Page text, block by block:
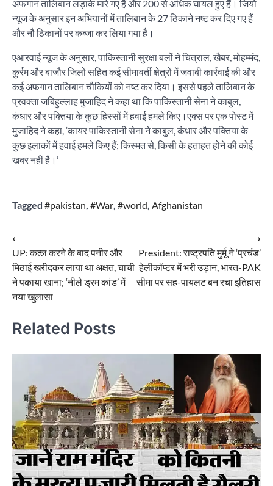
अफगान तालिबान लड़ाके मारे गए हैं और 200 से अधिक घायल हुए हैं। जियो
न्यूज के अनुसार इन अभियानों में तालिबान के 27 ठिकाने नष्ट कर दिए गए हैं
और नौ ठिकानों पर कब्जा कर लिया गया है।
एआरवाई न्यूज के अनुसार, पाकिस्तानी सुरक्षा बलों ने चित्राल, खैबर, मोहम्मंद,
कुर्रम और बाजौर जिलों सहित कई सीमावर्ती क्षेत्रों में जवाबी कार्रवाई की और
कई अफगान तालिबान चौकियों को नष्ट कर दिया। इससे पहले तालिबान के
प्रवक्ता जबिहुल्लाह मुजाहिद ने कहा था कि पाकिस्तानी सेना ने काबुल,
कंधार और पक्तिया के कुछ हिस्सों में हवाई हमले किए।एक्स पर एक पोस्ट में
मुजाहिद ने कहा, ‘कायर पाकिस्तानी सेना ने काबुल, कंधार और पक्तिया के
कुछ इलाकों में हवाई हमले किए हैं; किस्मत से, किसी के हताहत होने की कोई
खबर नहीं है।’
Tagged #pakistan, #War, #world, Afghanistan
Post
navigation
⟵
UP: कत्ल करने के बाद पनीर और
मिठाई खरीदकर लाया था अक्षत, चाची
ने पकाया खाना; ‘नीले ड्रम कांड’ में
नया खुलासा
President: राष्ट्रपति मुर्मू ने ‘प्रचंड’
हेलीकॉप्टर में भरी उड़ान, भारत-PAK
सीमा पर सह-पायलट बन रचा इतिहास
⟶
Related Posts